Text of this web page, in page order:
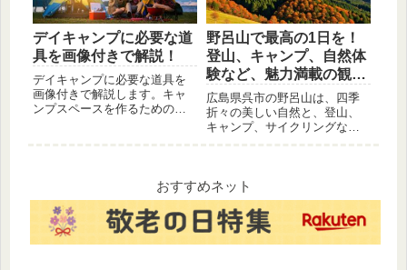
ーションも解説。人類の過
去・現在・未来を象徴する太
陽の塔の謎に迫ります。
デイキャンプに必要な道
具を画像付きで解説！
デイキャンプに必要な道具を
画像付きで解説します。キャ
ンプスペースを作るための道
野呂山で最高の1日を！
登山、キャンプ、自然体
験など、魅力満載の観光
ガイド
広島県呉市の野呂山は、四季
折々の美しい自然と、登山、
キャンプ、サイクリングな
山ルートから、本格的な登山
コースまで、あなたのレベル
に合わせて楽しめます
おすすめネット